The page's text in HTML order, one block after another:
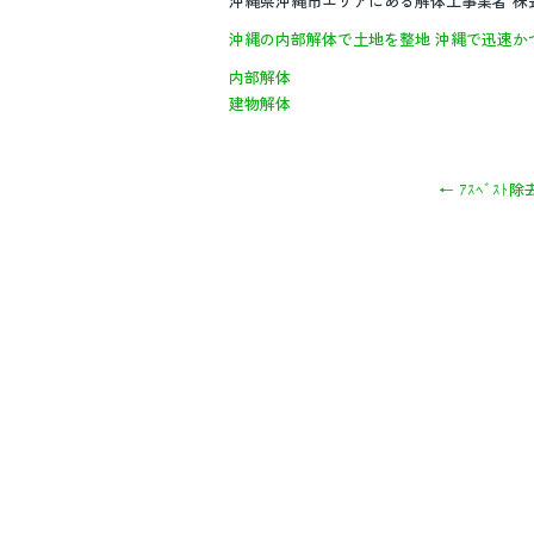
沖縄の内部解体で土地を整地 沖縄で迅速か
内部解体
建物解体
← ｱｽﾍﾞｽﾄ除